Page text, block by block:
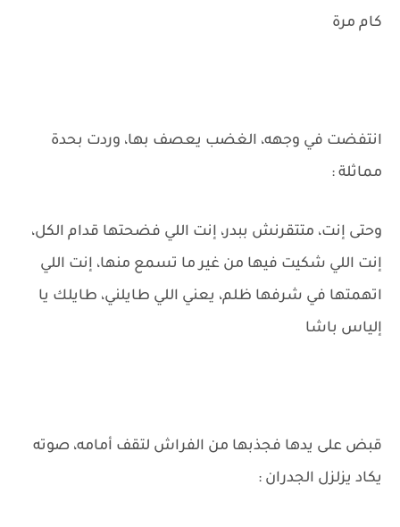
كام مرة
انتفضت في وجهه، الغضب يعصف بها، وردت بحدة
مماثلة :
وحتى إنت، متتقرنش ببدر، إنت اللي فضحتها قدام الكل،
إنت اللي شكيت فيها من غير ما تسمع منها، إنت اللي
اتهمتها في شرفها ظلم، يعني اللي طايلني، طايلك يا
إلياس باشا
قبض على يدها فجذبها من الفراش لتقف أمامه، صوته
يكاد يزلزل الجدران :